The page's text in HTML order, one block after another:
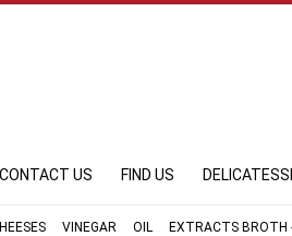
CONTACT US FIND US
VINEGAR OIL EXTRACTS BROTH